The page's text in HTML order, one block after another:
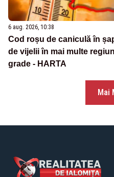
6 aug. 2026, 10:38
Cod roșu de caniculă în
de vijelii în mai multe
grade - HARTA
Mai